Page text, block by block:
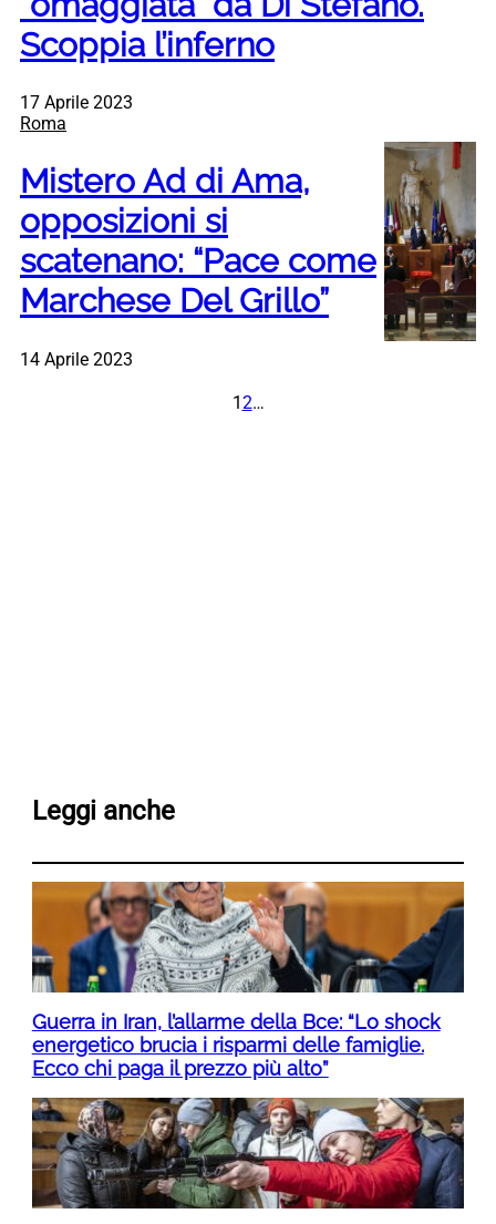
Scoppia l’inferno
17 Aprile 2023
Roma
Mistero Ad di Ama,
opposizioni si
scatenano: “Pace come
Marchese Del Grillo”
14 Aprile 2023
1 2…
Leggi anche
Guerra in Iran, l’allarme della Bce: “Lo shock
energetico brucia i risparmi delle famiglie.
Ecco chi paga il prezzo più alto”